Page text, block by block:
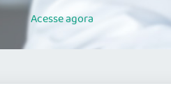
Acesseagora